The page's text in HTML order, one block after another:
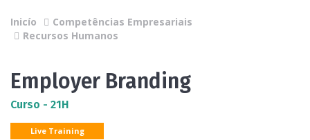
Inicío
Competências Empresariais
Recursos Humanos
Employer Branding
Curso - 21H
Live Training